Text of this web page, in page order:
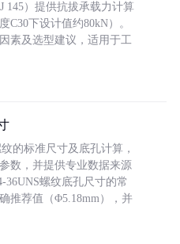
145）提供抗拔承载力计算
C30下设计值约80kN）。
素及选型建议，适用于工
的标准尺寸及底孔计算，
数，并提供专业数据来源
36UNS螺纹底孔尺寸的常
推荐值（Φ5.18mm），并